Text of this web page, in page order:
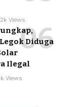
Views
Legok Diduga
Ilegal
Views